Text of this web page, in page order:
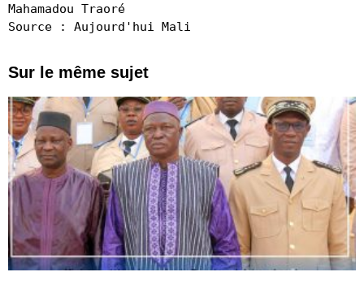
Mahamadou Traoré
Source : Aujourd'hui Mali
Sur le même sujet